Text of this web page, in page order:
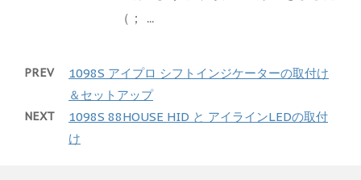
（； ...
PREV
1098S アイプロ シフトインジケーターの取付け
＆セットアップ
NEXT
1098S 88HOUSE HID と アイラインLEDの取付
け